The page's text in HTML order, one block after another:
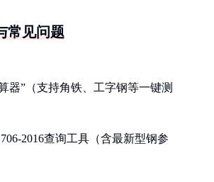
常见问题
器”（支持角铁、工字钢等一键测
2016查询工具（含最新型钢参